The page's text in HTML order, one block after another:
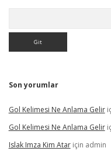
Son yorumlar
Gol Kelimesi Ne Anlama Gelir
Gol Kelimesi Ne Anlama Gelir
Islak Imza Kim Atariçin admin